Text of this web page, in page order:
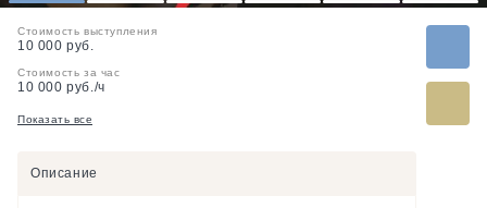
1 2 3 4 5 6
Стоимость выступления
10 000 руб.
Стоимость за час
10 000 руб./ч
Показать все
Описание